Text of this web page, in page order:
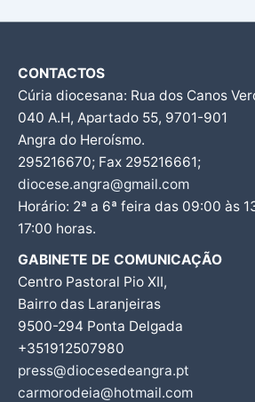
CONTACTOS
Cúria diocesana: Rua dos Canos
040 A.H, Apartado 55, 9701-901
Angra do Heroísmo.
295216670; Fax 295216661;
diocese.angra@gmail.com
Horário: 2ª a 6ª feira das 09:00 às
17:00 horas.
GABINETE DE COMUNICAÇÃO
Centro Pastoral Pio XII,
Bairro das Laranjeiras
9500-294 Ponta Delgada
+351912507980
press@diocesedeangra.pt
carmorodeia@hotmail.com